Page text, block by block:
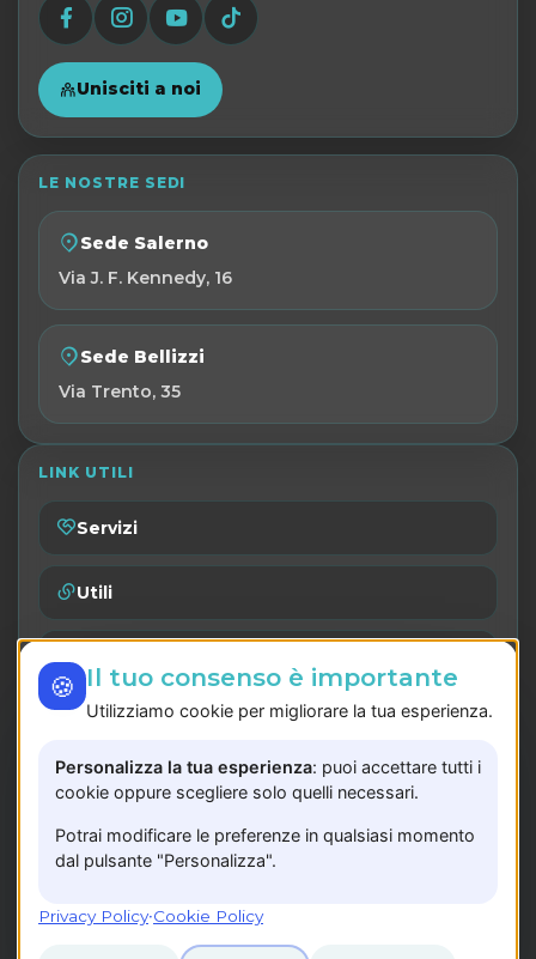
Unisciti a noi
LE NOSTRE SEDI
Sede Salerno
Via J. F. Kennedy, 16
Sede Bellizzi
Via Trento, 35
LINK UTILI
Servizi
Utili
Lavora con noi
Privacy Policy
Registrati
P.IVA: 05783240657
🍪 Il tuo consenso è importante
Utilizziamo cookie per migliorare la tua esperienza.
Personalizza la tua esperienza: puoi accettare tutti i
cookie oppure scegliere solo quelli necessari.
Potrai modificare le preferenze in qualsiasi momento
dal pulsante "Personalizza".
Privacy Policy·Cookie Policy